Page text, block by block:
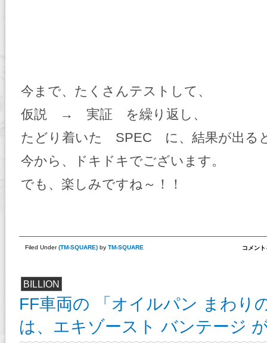
今まで、たくさんテストして、
仮説 → 実証 を繰り返し、
たどり着いた SPEC に、結果が出る
今から、ドキドキでございます。
でも、楽しみですね～！！
Filed Under(TM-SQUARE) by TM-SQUARE
TM6
ス
ト
に
向
コメン
BILLION
FF車両の 「オイルパン まわり
は、エキゾースト バンテージ